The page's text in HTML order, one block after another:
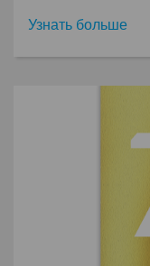
Узнать больше